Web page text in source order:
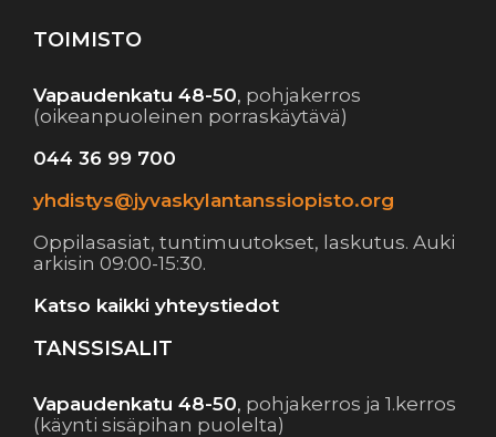
TOIMISTO
Vapaudenkatu 48-50, pohjakerros
(oikeanpuoleinen porraskäytävä)
044 36 99 700
yhdistys@jyvaskylantanssiopisto.org
Oppilasasiat, tuntimuutokset, laskutus. Auki
arkisin 09:00-15:30.
Katso kaikki yhteystiedot
TANSSISALIT
Vapaudenkatu 48-50, pohjakerros ja 1.kerros
(käynti sisäpihan puolelta)